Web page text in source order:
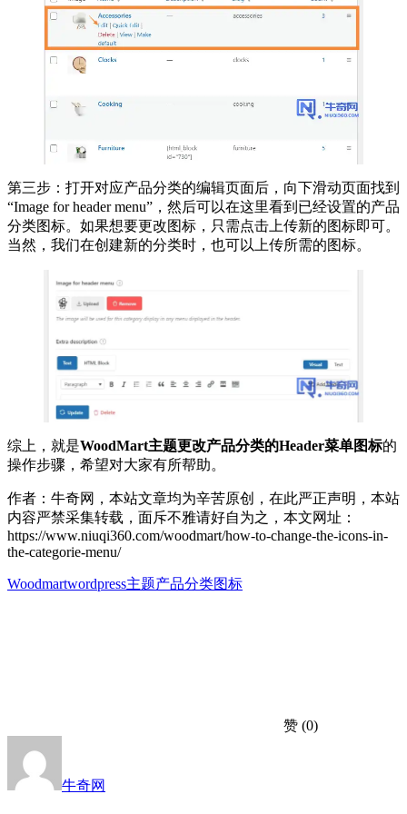
第三步：打开对应产品分类的编辑页面后，向下滑动页面找到
“Image for header menu”，然后可以在这里看到已经设置的产品
分类图标。如果想要更改图标，只需点击上传新的图标即可。
当然，我们在创建新的分类时，也可以上传所需的图标。
综上，就是WoodMart主题更改产品分类的Header菜单图标的
操作步骤，希望对大家有所帮助。
作者：牛奇网，本站文章均为辛苦原创，在此严正声明，本站
内容严禁采集转载，面斥不雅请好自为之，本文网址：
https://www.niuqi360.com/woodmart/how-to-change-the-icons-in-
the-categorie-menu/
Woodmartwordpress主题产品分类图标
赞 (0)
牛奇网